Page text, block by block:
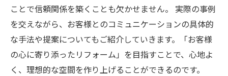
ことで信頼関係を築くことも欠かせません。 実際の事例
を交えながら、お客様とのコミュニケーションの具体的
な手法や提案についてもご紹介していきます。「お客様
の心に寄り添ったリフォーム」を目指すことで、心地よ
く、理想的な空間を作り上げることができるのです。